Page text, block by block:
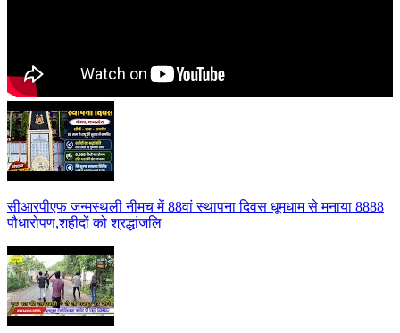
सीआरपीएफ जन्मस्थली नीमच में 88वां स्थापना दिवस धूमधाम से मनाया 8888
पौधारोपण,शहीदों को श्रद्धांजलि